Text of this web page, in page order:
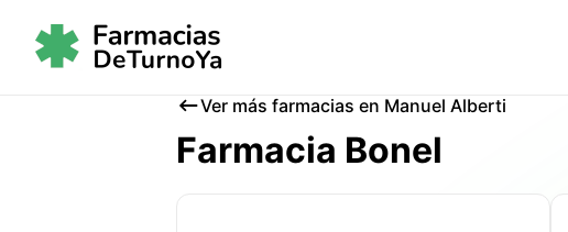
Ver más farmacias en Manuel Alberti
Farmacia Bonel